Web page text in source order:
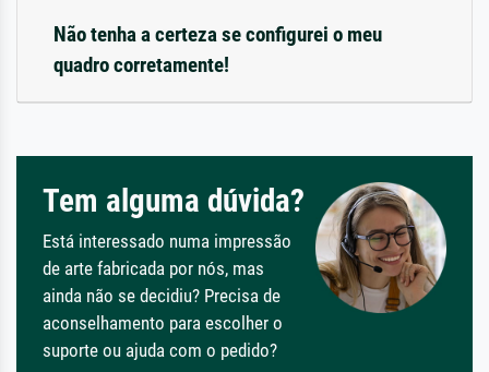
Não tenha a certeza se configurei o meu
quadro corretamente!
Tem alguma dúvida?
Está interessado numa impressão
de arte fabricada por nós, mas
ainda não se decidiu? Precisa de
aconselhamento para escolher o
suporte ou ajuda com o pedido?